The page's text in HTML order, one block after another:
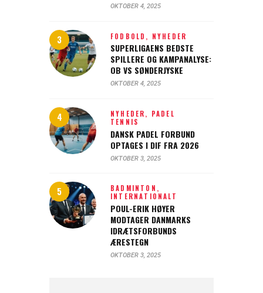
OKTOBER 4, 2025
FODBOLD, NYHEDER
SUPERLIGAENS BEDSTE
SPILLERE OG KAMPANALYSE:
OB VS SØNDERJYSKE
OKTOBER 4, 2025
NYHEDER, PADEL
TENNIS
DANSK PADEL FORBUND
OPTAGES I DIF FRA 2026
OKTOBER 3, 2025
BADMINTON,
INTERNATIONALT
POUL-ERIK HØYER
MODTAGER DANMARKS
IDRÆTSFORBUNDS
ÆRESTEGN
OKTOBER 3, 2025